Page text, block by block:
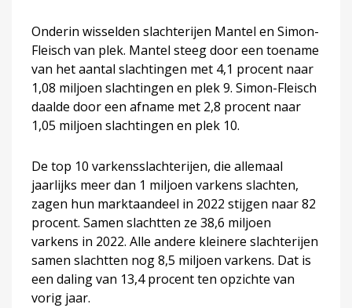
Onderin wisselden slachterijen Mantel en Simon-
Fleisch van plek. Mantel steeg door een toename
van het aantal slachtingen met 4,1 procent naar
1,08 miljoen slachtingen en plek 9. Simon-Fleisch
daalde door een afname met 2,8 procent naar
1,05 miljoen slachtingen en plek 10.
De top 10 varkensslachterijen, die allemaal
jaarlijks meer dan 1 miljoen varkens slachten,
zagen hun marktaandeel in 2022 stijgen naar 82
procent. Samen slachtten ze 38,6 miljoen
varkens in 2022. Alle andere kleinere slachterijen
samen slachtten nog 8,5 miljoen varkens. Dat is
een daling van 13,4 procent ten opzichte van
vorig jaar.